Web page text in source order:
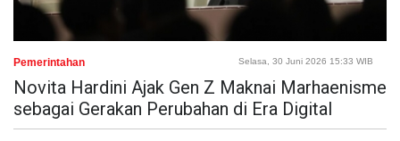
Pemerintahan Selasa, 30 Juni 2026 15:33 WIB
Novita Hardini Ajak Gen Z Maknai Marhaenisme
sebagai Gerakan Perubahan di Era Digital